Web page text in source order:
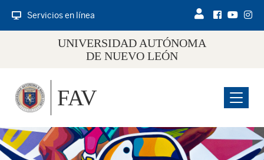
Servicios en línea
UNIVERSIDAD AUTÓNOMA
DE NUEVO LEÓN
Menu
FAV